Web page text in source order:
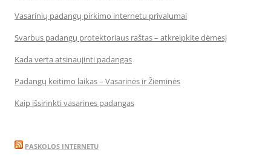
Vasarinių padangų pirkimo internetu privalumai
Svarbus padangų protektoriaus raštas – atkreipkite dėmesį
Kada verta atsinaujinti padangas
Padangų keitimo laikas – Vasarinės ir Žieminės
Kaip išsirinkti vasarines padangas
PASKOLOS INTERNETU